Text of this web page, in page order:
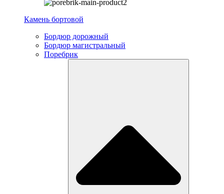
Камень бортовой
Бордюр дорожный
Бордюр магистральный
Поребрик